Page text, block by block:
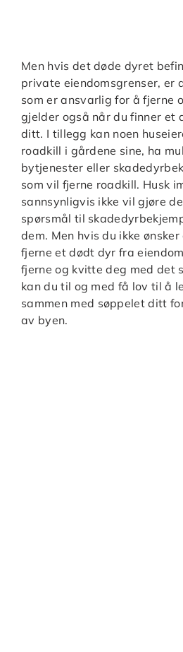
Men hvis det døde dyret
private eiendomsgrenser, er
som er ansvarlig for å fjerne
gjelder også når du finner et
ditt. I tillegg kan noen
roadkill i gårdene sine, ha
bytjenester eller
som vil fjerne roadkill. Husk
sannsynligvis ikke vil gjøre
spørsmål til
dem. Men hvis du ikke
fjerne et dødt dyr fra
fjerne og kvitte deg med det
kan du til og med få lov til å
sammen med søppelet ditt
av byen.